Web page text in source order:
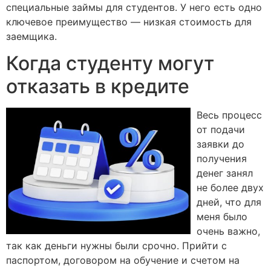
специальные займы для студентов. У него есть одно
ключевое преимущество — низкая стоимость для
заемщика.
Когда студенту могут
отказать в кредите
Весь процесс
от подачи
заявки до
получения
денег занял
не более двух
дней, что для
меня было
очень важно,
так как деньги нужны были срочно. Прийти с
паспортом, договором на обучение и счетом на